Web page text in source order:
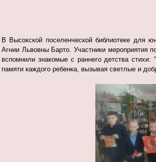
В Высокской поселенческой библиотеке для
Агнии Львовны Барто. Участники мероприятия
вспомнили знакомые с раннего детства
памяти каждого ребенка, вызывая светлые и